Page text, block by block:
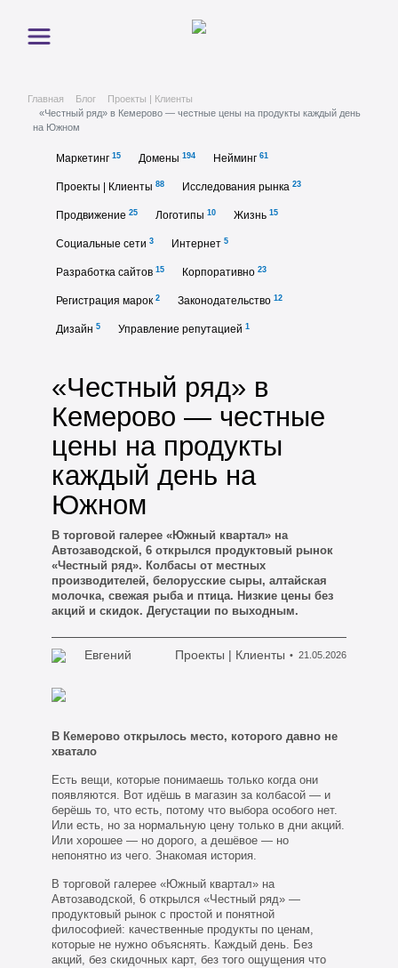
Главная Блог
Проекты | Клиенты
«Честный ряд» в Кемерово — честные цены на продукты каждый день
на Южном
Маркетинг15 Домены194 Нейминг61
Проекты | Клиенты88 Исследования рынка23
Продвижение25 Логотипы10 Жизнь15
Социальные сети3 Интернет5
Разработка сайтов15 Корпоративно23
Регистрация марок2 Законодательство12
Дизайн5 Управление репутацией1
«Честный ряд» в
Кемерово — честные
цены на продукты
каждый день на
Южном
В торговой галерее «Южный квартал» на
Автозаводской, 6 открылся продуктовый рынок
«Честный ряд». Колбасы от местных
производителей, белорусские сыры, алтайская
молочка, свежая рыба и птица. Низкие цены без
акций и скидок. Дегустации по выходным.
Евгений Проекты | Клиенты 21.05.2026
В Кемерово открылось место, которого давно не
хватало
Есть вещи, которые понимаешь только когда они
появляются. Вот идёшь в магазин за колбасой — и
берёшь то, что есть, потому что выбора особого нет.
Или есть, но за нормальную цену только в дни акций.
Или хорошее — но дорого, а дешёвое — но
непонятно из чего. Знакомая история.
В торговой галерее «Южный квартал» на
Автозаводской, 6 открылся «Честный ряд» —
продуктовый рынок с простой и понятной
философией: качественные продукты по ценам,
которые не нужно объяснять. Каждый день. Без
акций, без скидочных карт, без того ощущения что